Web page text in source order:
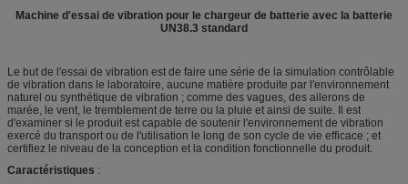
Machine d'essai de vibration pour le chargeur de batterie avec la batterie
UN38.3 standard
Le but de l'essai de vibration est de faire une série de la simulation contrôlable
de vibration dans le laboratoire, aucune matière produite par l'environnement
naturel ou synthétique de vibration ; comme des vagues, des ailerons de
marée, le vent, le tremblement de terre ou la pluie et ainsi de suite. Il est
d'examiner si le produit est capable de soutenir l'environnement de vibration
exercé du transport ou de l'utilisation le long de son cycle de vie efficace ; et
certifiez le niveau de la conception et la condition fonctionnelle du produit.
Caractéristiques :